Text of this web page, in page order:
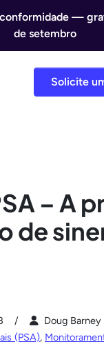
conformidade —
de setembro
Solicite
– A
de
Doug Barney
(PSA),